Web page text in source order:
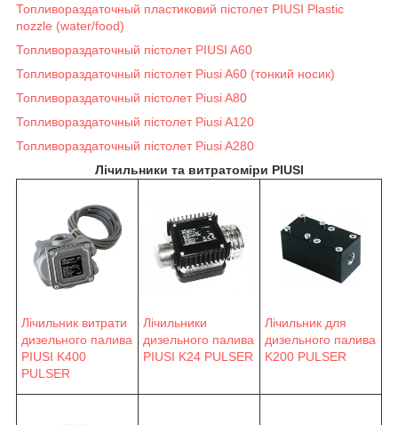
Топливораздаточный пластиковий пістолет PIUSI Plastic
nozzle (water/food)
Топливораздаточный пістолет PIUSI A60
Топливораздаточный пістолет Piusi A60 (тонкий носик)
Топливораздаточный пістолет Piusi A80
Топливораздаточный пістолет Piusi A120
Топливораздаточный пістолет Piusi A280
Лічильники та витратоміри PIUSI
Лічильник витрати
дизельного палива
PIUSI K400
PULSER
Лічильники
дизельного палива
PIUSI K24 PULSER
Лічильник для
дизельного палива
K200 PULSER